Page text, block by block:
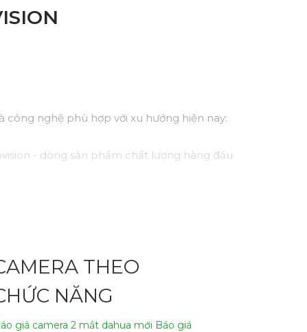
công nghệ phù hợp với xu hướng hiện nay:
- dòng sản phẩm chất lượng hàng đầu
cách hiệu quả.
để viết lại Cung cấp cho công trình.
THEO
NĂNG
giá camera 2 mắt dahua mới Báo giá